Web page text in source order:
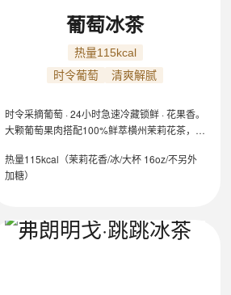
葡萄冰茶
热量115kcal
时令葡萄
清爽解腻
时令采摘葡萄 · 24小时急速冷藏锁鲜 · 花果香。
大颗葡萄果肉搭配100%鲜萃横州茉莉花茶，真
酸甜。
热量115kcal（茉莉花香/冰/大杯 16oz/不另外
加糖）